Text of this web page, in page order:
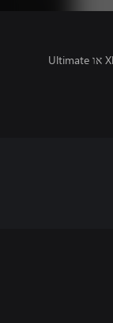
משחקים מרובי משתתפים מקוונים בקונסולה דורשים מינוי Xbox Game Pass Essential, Premium או Ultimate